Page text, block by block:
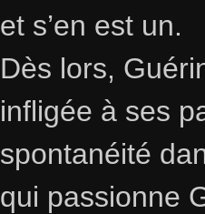
et s’en est un.
Dès lors,
infligée à ses
spontanéité
qui passionne